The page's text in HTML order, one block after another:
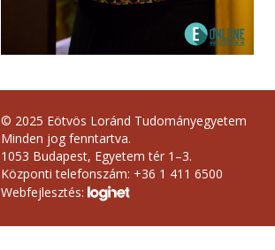
© 2025 Eötvös Loránd Tudományegyetem
Minden jog fenntartva.
1053 Budapest, Egyetem tér 1–3.
Központi telefonszám: +36 1 411 6500
Webfejlesztés: